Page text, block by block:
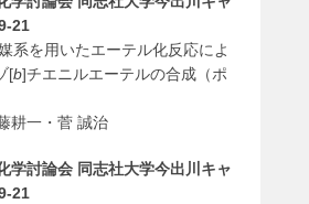
21
系を用いたエーテル化反応によ
[b]チエニルエーテルの合成（ポ
耕一・菅 誠治
学討論会 同志社大学今出川キャ
21